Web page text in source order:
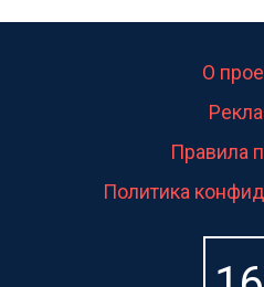
О
Правила
Политика